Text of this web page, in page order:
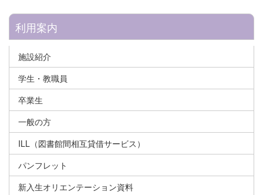
利用案内
施設紹介
学生・教職員
卒業生
一般の方
ILL（図書館間相互貸借サービス）
パンフレット
新入生オリエンテーション資料